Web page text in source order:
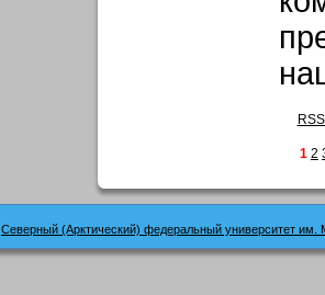
1 2
Северный (Арктический) федеральный университет